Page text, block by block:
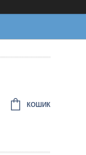
КОШИК